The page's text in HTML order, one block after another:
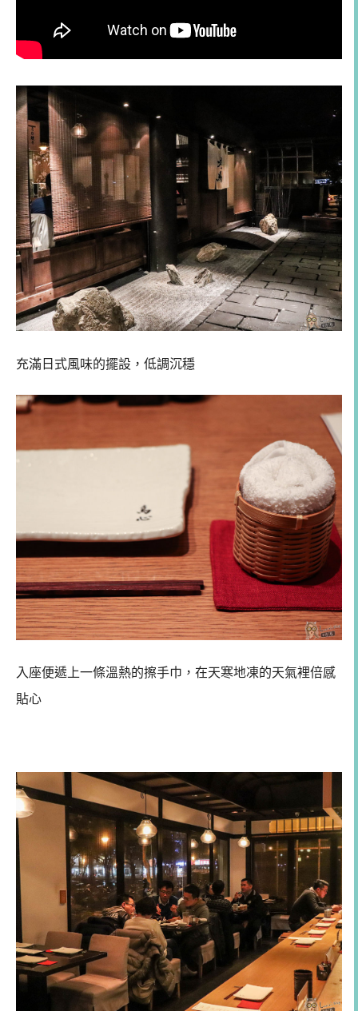
充滿日式風味的擺設，低調沉穩
入座便遞上一條溫熱的擦手巾，在天寒地凍的天氣裡倍感
貼心